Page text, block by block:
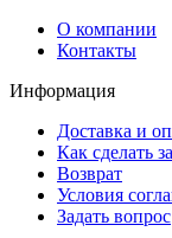
О компании
Контакты
Информация
Доставка и
Как сделать
Возврат
Условия
Задать вопрос